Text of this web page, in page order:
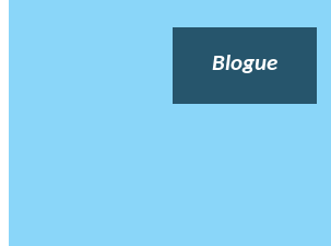
Blogue